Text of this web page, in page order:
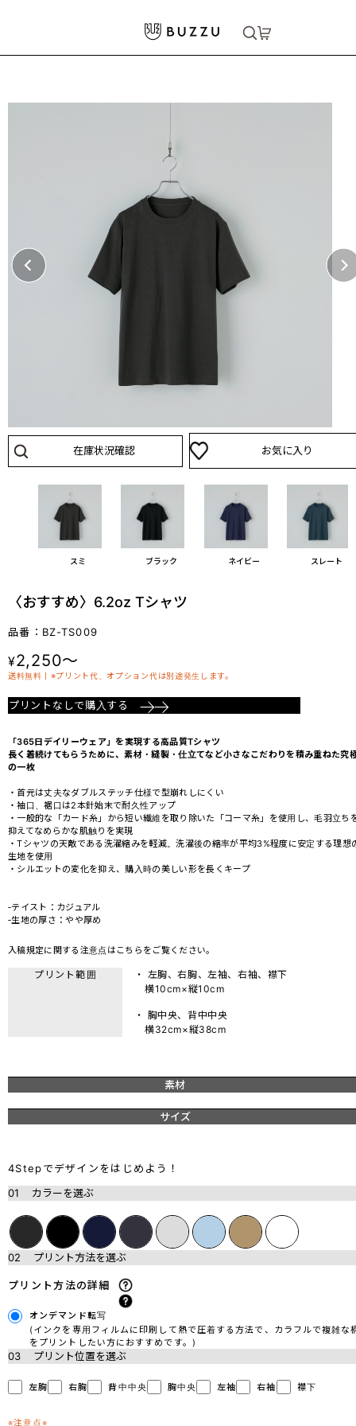
〈おすすめ〉6.2oz Tシャツ
在庫状況確認 お気に入り
スミ ブラック ネイビー スレート
〈おすすめ〉6.2oz Tシャツ
品番：BZ-TS009
¥2,250～
送料無料丨※プリント代、オプション代は別途発生します。
プリントなしで購入する
「365日デイリーウェア」を実現する高品質Tシャツ
長く着続けてもらうために、素材・縫製・仕立てなど小さなこだわりを積み重ねた究
の一枚
・首元は丈夫なダブルステッチ仕様で型崩れしにくい
・袖口、裾口は2本針始末で耐久性アップ
・一般的な「カード糸」から短い繊維を取り除いた「コーマ糸」を使用し、毛羽立ち
抑えてなめらかな肌触りを実現
・Tシャツの天敵である洗濯縮みを軽減。洗濯後の縮率が平均3%程度に安定する理想
生地を使用
・シルエットの変化を抑え、購入時の美しい形を長くキープ
‐テイスト：カジュアル
‐生地の厚さ：やや厚め
入稿規定に関する注意点は こちら をご覧ください。
プリント範囲
・ 左胸、右胸、左袖、右袖、襟下
横10cm×縦10cm
・ 胸中央、背中中央
横32cm×縦38cm
素材
サイズ
4Stepでデザインをはじめよう！
01
カラーを選ぶ
02 プリント方法を選ぶ
プリント方法の詳細
オンデマンド転写
(インクを専用フィルムに印刷して熱で圧着する方法で、カラフルで複雑な
をプリントしたい方におすすめです。)
03 プリント位置を選ぶ
左胸 右胸 背中中央 胸中央 左袖 右袖 襟下
※注意点※